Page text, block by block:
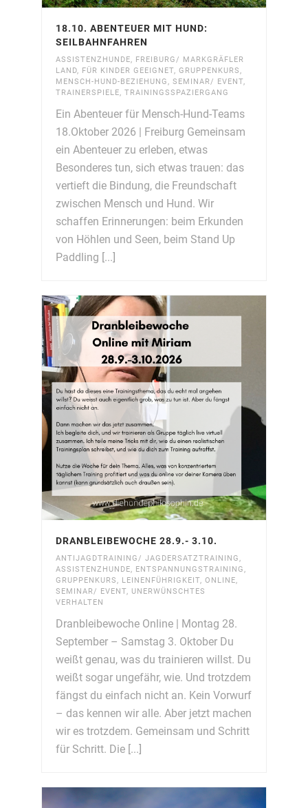
18.10. ABENTEUER MIT HUND:
SEILBAHNFAHREN
ASSISTENZHUNDE, FREIBURG/ MARKGRÄFLER
LAND, FÜR KINDER GEEIGNET, GRUPPENKURS,
MENSCH-HUND-BEZIEHUNG, SEMINAR/ EVENT,
TRAINERSPIELE, TRAININGSSPAZIERGANG
Ein Abenteuer für Mensch-Hund-Teams
18.Oktober 2026 | Freiburg Gemeinsam
ein Abenteuer zu erleben, etwas
Besonderes tun, sich etwas trauen: das
vertieft die Bindung, die Freundschaft
zwischen Mensch und Hund. Wir
schaffen Erinnerungen: beim Erkunden
von Höhlen und Seen, beim Stand Up
Paddling [...]
DRANBLEIBEWOCHE 28.9.- 3.10.
ANTIJAGDTRAINING/ JAGDERSATZTRAINING,
ASSISTENZHUNDE, ENTSPANNUNGSTRAINING,
GRUPPENKURS, LEINENFÜHRIGKEIT, ONLINE,
SEMINAR/ EVENT, UNERWÜNSCHTES
VERHALTEN
Dranbleibewoche Online | Montag 28.
September – Samstag 3. Oktober Du
weißt genau, was du trainieren willst. Du
weißt sogar ungefähr, wie. Und trotzdem
fängst du einfach nicht an. Kein Vorwurf
– das kennen wir alle. Aber jetzt machen
wir es trotzdem. Gemeinsam und Schritt
für Schritt. Die [...]